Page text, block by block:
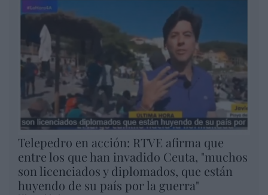
Telepedro en acción: RTVE afirma que
entre los que han invadido Ceuta, "muchos
son licenciados y diplomados, que están
huyendo de su país por la guerra"